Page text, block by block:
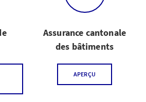
Assurance cantonale
des bâtiments
APERÇU